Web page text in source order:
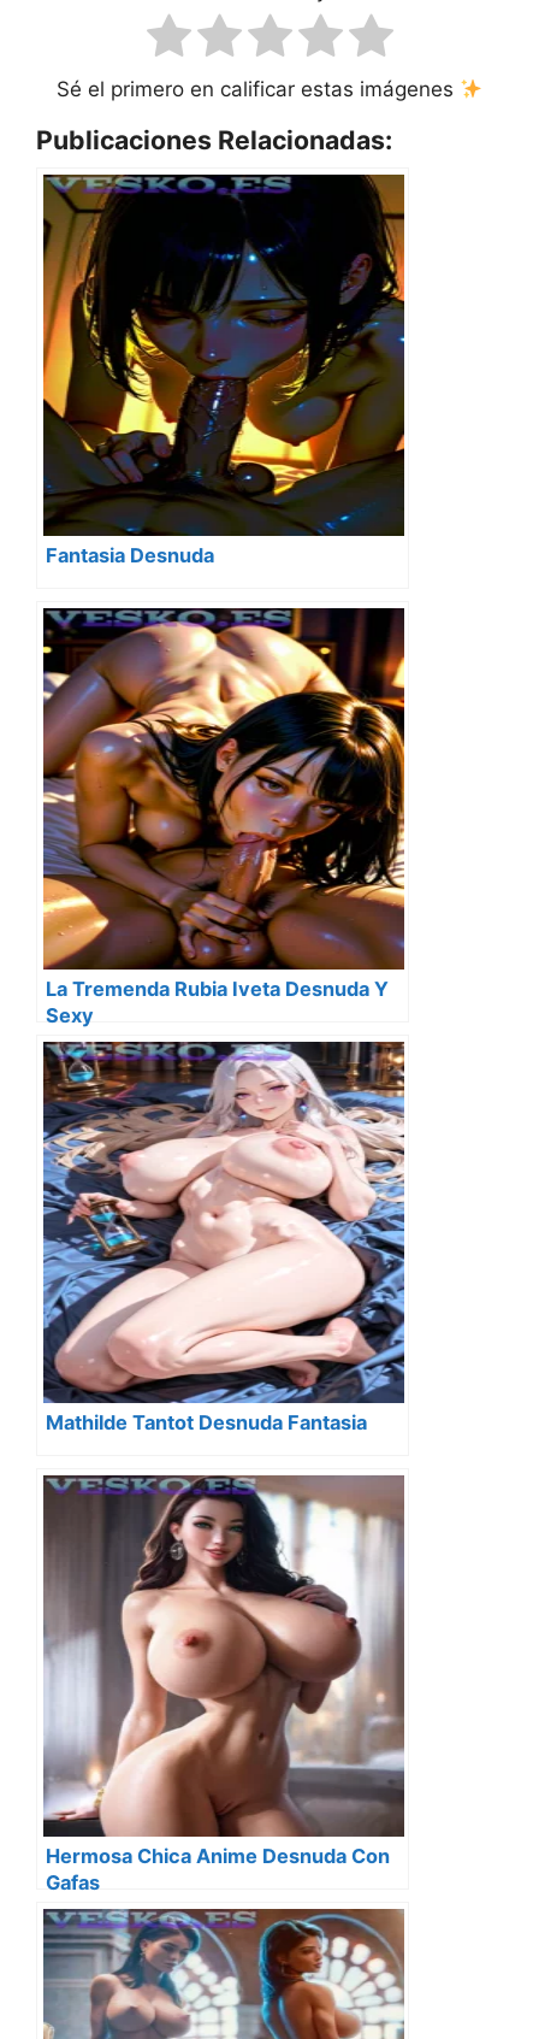
Sé el primero en calificar estas imágenes
Publicaciones Relacionadas:
Fantasia Desnuda
La Tremenda Rubia Iveta Desnuda Y
Sexy
Mathilde Tantot Desnuda Fantasia
Hermosa Chica Anime Desnuda Con
Gafas